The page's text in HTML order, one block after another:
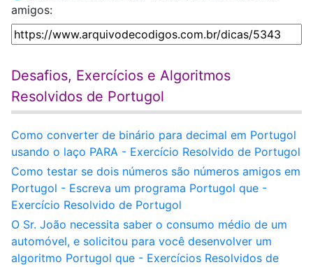
amigos:
Desafios, Exercícios e Algoritmos
Resolvidos de Portugol
Como converter de binário para decimal em Portugol
usando o laço PARA - Exercício Resolvido de Portugol
Como testar se dois números são números amigos em
Portugol - Escreva um programa Portugol que -
Exercício Resolvido de Portugol
O Sr. João necessita saber o consumo médio de um
automóvel, e solicitou para você desenvolver um
algoritmo Portugol que - Exercícios Resolvidos de